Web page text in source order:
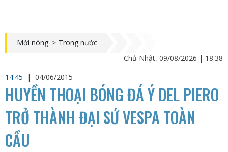
Mới nóng > Trong nước
Chủ Nhật, 09/08/2026 | 18:38
14:45
| 04/06/2015
HUYỀN THOẠI BÓNG ĐÁ Ý DEL PIERO
TRỞ THÀNH ĐẠI SỨ VESPA TOÀN
CẦU